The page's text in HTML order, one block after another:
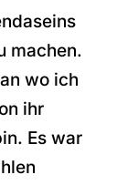
machen.
wo ich
ihr
Es war